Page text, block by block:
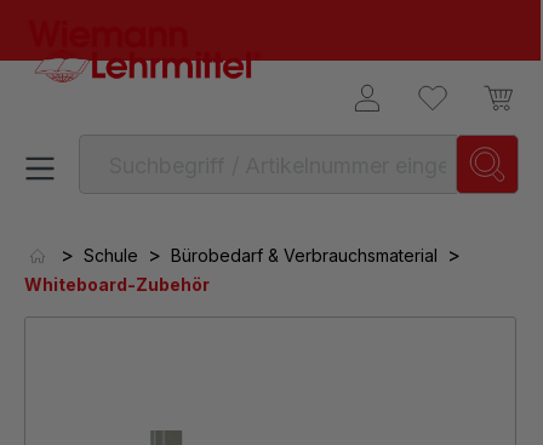
> Schule > Bürobedarf & Verbrauchsmaterial >
Whiteboard-Zubehör